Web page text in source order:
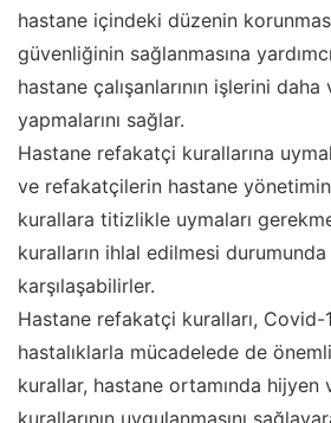
hastane içindeki düzenin
güvenliğinin sağlanmasına
hastane çalışanlarının işlerini
yapmalarını sağlar.
Hastane refakatçi kurallarına
ve refakatçilerin hastane
kurallara titizlikle uymaları
kuralların ihlal edilmesi
karşılaşabilirler.
Hastane refakatçi kuralları, Covid-
hastalıklarla mücadelede de
kurallar, hastane ortamında hijyen
kurallarının uygulanmasını